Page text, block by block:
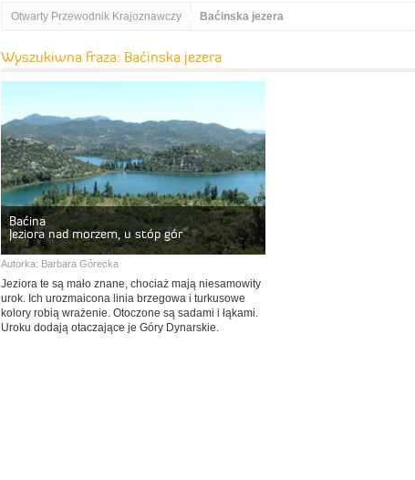
Otwarty Przewodnik Krajoznawczy Baćinska jezera
Wyszukiwna fraza: Baćinska jezera
Baćina
Jeziora nad morzem, u stóp gór
Autorka: Barbara Górecka
Jeziora te są mało znane, chociaż mają niesamowity
urok. Ich urozmaicona linia brzegowa i turkusowe
kolory robią wrażenie. Otoczone są sadami i łąkami.
Uroku dodają otaczające je Góry Dynarskie.